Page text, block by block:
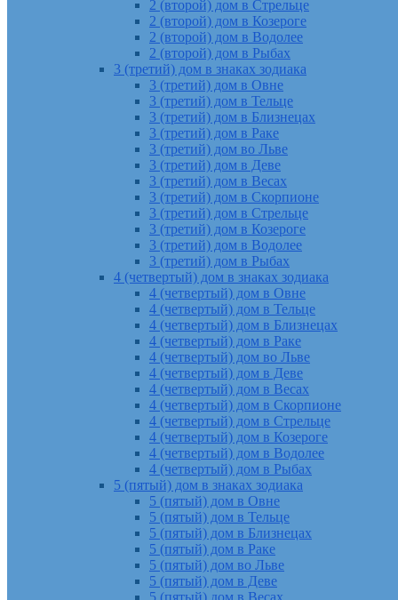
2 (второй) дом в Стрельце
2 (второй) дом в Козероге
2 (второй) дом в Водолее
2 (второй) дом в Рыбах
3 (третий) дом в знаках зодиака
3 (третий) дом в Овне
3 (третий) дом в Тельце
3 (третий) дом в Близнецах
3 (третий) дом в Раке
3 (третий) дом во Льве
3 (третий) дом в Деве
3 (третий) дом в Весах
3 (третий) дом в Скорпионе
3 (третий) дом в Стрельце
3 (третий) дом в Козероге
3 (третий) дом в Водолее
3 (третий) дом в Рыбах
4 (четвертый) дом в знаках зодиака
4 (четвертый) дом в Овне
4 (четвертый) дом в Тельце
4 (четвертый) дом в Близнецах
4 (четвертый) дом в Раке
4 (четвертый) дом во Льве
4 (четвертый) дом в Деве
4 (четвертый) дом в Весах
4 (четвертый) дом в Скорпионе
4 (четвертый) дом в Стрельце
4 (четвертый) дом в Козероге
4 (четвертый) дом в Водолее
4 (четвертый) дом в Рыбах
5 (пятый) дом в знаках зодиака
5 (пятый) дом в Овне
5 (пятый) дом в Тельце
5 (пятый) дом в Близнецах
5 (пятый) дом в Раке
5 (пятый) дом во Льве
5 (пятый) дом в Деве
5 (пятый) дом в Весах